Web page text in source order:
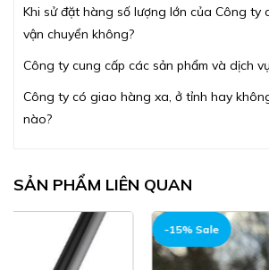
Khi sử đặt hàng số lượng lớn của Công ty
vận chuyển không?
Công ty cung cấp các sản phẩm và dịch
Công ty có giao hàng xa, ở tỉnh hay
nào?
SẢN PHẨM LIÊN QUAN
-15% Sale